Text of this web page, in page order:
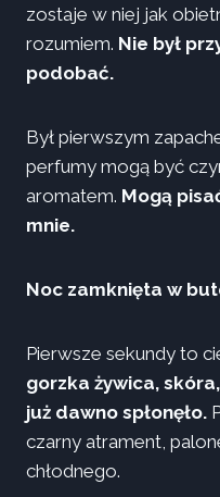
zostaje w niej jak
rozumiem. Nie był
podobać.
Był pierwszym
perfumy mogą być
aromatem. Mogą
mnie.
Noc zamknięta w
Pierwsze sekundy to
gorzka żywica,
już dawno spłonęło.
czarny atrament,
chłodnego.